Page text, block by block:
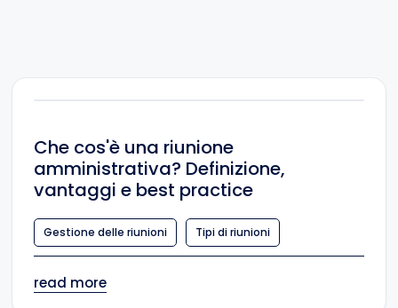
Che cos'è una riunione
amministrativa? Definizione,
vantaggi e best practice
Gestione delle riunioni Tipi di riunioni
read more